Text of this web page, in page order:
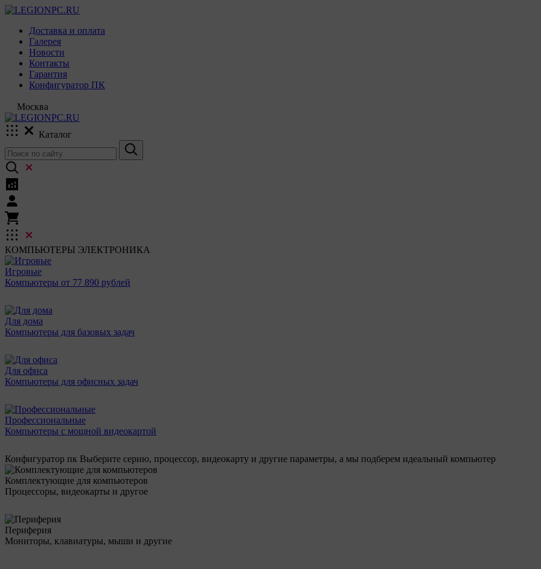
Доставка и оплата
Галерея
Новости
Контакты
Гарантия
Конфигуратор ПК
Москва
Каталог
КОМПЬЮТЕРЫ ЭЛЕКТРОНИКА
Игровые
Компьютеры от 77 890 рублей
Для дома
Компьютеры для базовых задач
Для офиса
Компьютеры для офисных задач
Профессиональные
Компьютеры с мощной видеокартой
Конфигуратор пк Выберите серию, процессор, видеокарту и другие параметры, а мы подберем идеальный компьютер
Комплектующие для компьютеров
Процессоры, видеокарты и другое
Периферия
Мониторы, клавиатуры, мыши и другие